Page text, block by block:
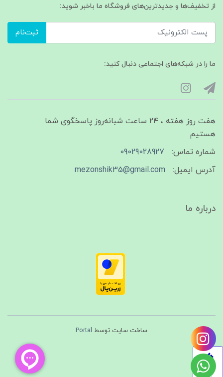
از تخفیف‌ها و جدیدترین‌های فروشگاه ما باخبر شوید:
ثبت‌نام
ما را در شبکه‌های اجتماعی دنبال کنید:
هفت روز هفته ، ۲۴ ساعت شبانه‌روز پاسخگوی شما
هستیم
شماره تماس:
09029028927
آدرس ایمیل:
mezonshik35@gmail.com
درباره ما
ساخت سایت توسط Portal